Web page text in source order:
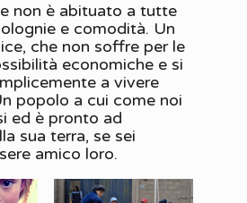
non è abituato a tutte
e comodità. Un
che non soffre per le
economiche e si
a vivere
popolo a cui come noi
ed è pronto ad
sua terra, se sei
amico loro.